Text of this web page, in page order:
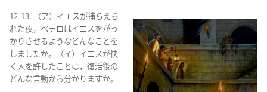
12-13. （ア）イエスが捕らえら
れた夜，ペテロはイエスをがっ
かりさせるようなどんなことを
しましたか。（イ）イエスが快
く人を許したことは，復活後の
どんな言動から分かりますか。